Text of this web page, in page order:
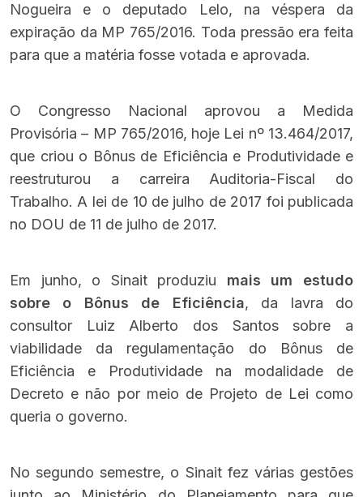
Nogueira e o deputado Lelo, na véspera da
expiração da MP 765/2016. Toda pressão era feita
para que a matéria fosse votada e aprovada.
O Congresso Nacional aprovou a Medida
Provisória – MP 765/2016, hoje Lei nº 13.464/2017,
que criou o Bônus de Eficiência e Produtividade e
reestruturou a carreira Auditoria-Fiscal do
Trabalho. A lei de 10 de julho de 2017 foi publicada
no DOU de 11 de julho de 2017.
Em junho, o Sinait produziu mais um estudo
sobre o Bônus de Eficiência, da lavra do
consultor Luiz Alberto dos Santos sobre a
viabilidade da regulamentação do Bônus de
Eficiência e Produtividade na modalidade de
Decreto e não por meio de Projeto de Lei como
queria o governo.
No segundo semestre, o Sinait fez várias gestões